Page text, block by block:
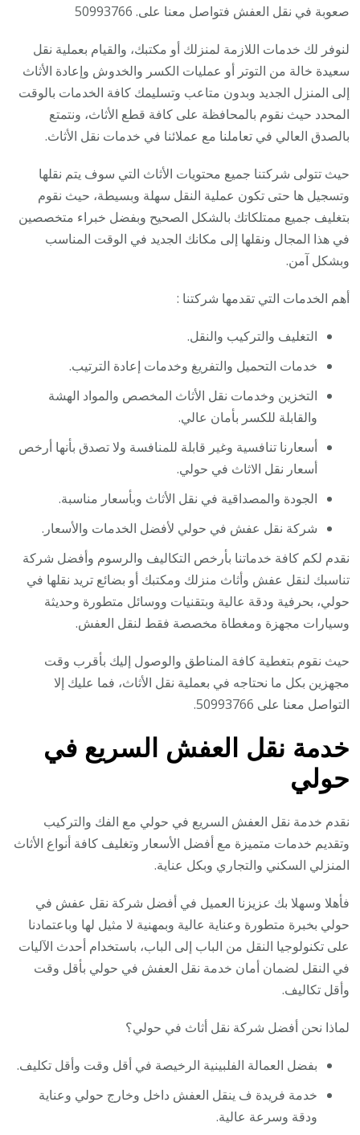
صعوبة في نقل العفش فتواصل معنا على. 50993766
لنوفر لك خدمات اللازمة لمنزلك أو مكتبك، والقيام بعملية نقل
سعيدة خالة من التوتر أو عمليات الكسر والخدوش وإعادة الأثاث
إلى المنزل الجديد وبدون متاعب وتسليمك كافة الخدمات بالوقت
المحدد حيث نقوم بالمحافظة على كافة قطع الأثاث، ونتمتع
بالصدق العالي في تعاملنا مع عملائنا في خدمات نقل الأثاث.
حيث تتولى شركتنا جميع محتويات الأثاث التي سوف يتم نقلها
وتسجيل ها حتى تكون عملية النقل سهلة وبسيطة، حيث نقوم
بتغليف جميع ممتلكاتك بالشكل الصحيح وبفضل خبراء متخصصين
في هذا المجال ونقلها إلى مكانك الجديد في الوقت المناسب
وبشكل آمن.
أهم الخدمات التي تقدمها شركتنا :
التغليف والتركيب والنقل.
خدمات التحميل والتفريغ وخدمات إعادة الترتيب.
التخزين وخدمات نقل الأثاث المخصص والمواد الهشة
والقابلة للكسر بأمان عالي.
أسعارنا تنافسية وغير قابلة للمنافسة ولا تصدق بأنها أرخص
أسعار نقل الاثاث في حولي.
الجودة والمصداقية في نقل الأثاث وبأسعار مناسبة.
شركة نقل عفش في حولي لأفضل الخدمات والأسعار.
نقدم لكم كافة خدماتنا بأرخص التكاليف والرسوم وأفضل شركة
تناسبك لنقل عفش وأثاث منزلك ومكتبك أو بضائع تريد نقلها في
حولي، بحرفية ودقة عالية وبتقنيات ووسائل متطورة وحديثة
وسيارات مجهزة ومغطاة مخصصة فقط لنقل العفش.
حيث نقوم بتغطية كافة المناطق والوصول إليك بأقرب وقت
مجهزين بكل ما نحتاجه في بعملية نقل الأثاث، فما عليك إلا
التواصل معنا على 50993766.
خدمة نقل العفش السريع في
حولي
نقدم خدمة نقل العفش السريع في حولي مع الفك والتركيب
وتقديم خدمات متميزة مع أفضل الأسعار وتغليف كافة أنواع الأثاث
المنزلي السكني والتجاري وبكل عناية.
فأهلا وسهلا بك عزيزنا العميل في أفضل شركة نقل عفش في
حولي بخبرة متطورة وعناية عالية وبمهنية لا مثيل لها وباعتمادنا
على تكنولوجيا النقل من الباب إلى الباب، باستخدام أحدث الآليات
في النقل لضمان أمان خدمة نقل العفش في حولي بأقل وقت
وأقل تكاليف.
لماذا نحن أفضل شركة نقل أثاث في حولي؟
بفضل العمالة الفلبينية الرخيصة في أقل وقت وأقل تكليف.
خدمة فريدة ف ينقل العفش داخل وخارج حولي وعناية
ودقة وسرعة عالية.